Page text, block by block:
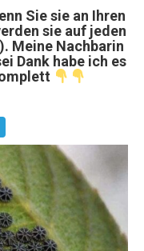
Sie sie an Ihren
sie auf jeden
Meine Nachbarin
Dank habe ich es